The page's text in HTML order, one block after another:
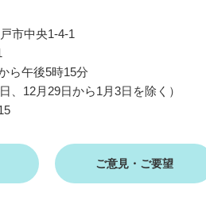
市中央1-4-1
ら午後5時15分
、12月29日から1月3日を除く）
ご意見・ご要望